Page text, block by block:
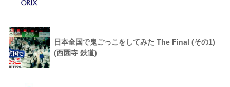
日本全国で鬼ごっこをしてみた The Final (その1)
(西園寺 鉄道)